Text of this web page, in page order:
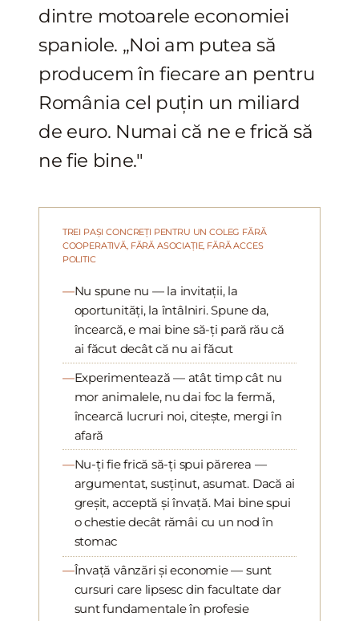
dintre motoarele economiei
spaniole. „Noi am putea să
producem în fiecare an pentru
România cel puțin un miliard
de euro. Numai că ne e frică să
ne fie bine."
TREI PAȘI CONCREȚI PENTRU UN COLEG FĂRĂ
COOPERATIVĂ, FĂRĂ ASOCIAȚIE, FĂRĂ ACCES
POLITIC
Nu spune nu — la invitații, la
oportunități, la întâlniri. Spune da,
încearcă, e mai bine să-ți pară rău că
ai făcut decât că nu ai făcut
Experimentează — atât timp cât nu
mor animalele, nu dai foc la fermă,
încearcă lucruri noi, citește, mergi în
afară
Nu-ți fie frică să-ți spui părerea —
argumentat, susținut, asumat. Dacă ai
greșit, acceptă și învață. Mai bine spui
o chestie decât rămâi cu un nod în
stomac
Învață vânzări și economie — sunt
cursuri care lipsesc din facultate dar
sunt fundamentale în profesie